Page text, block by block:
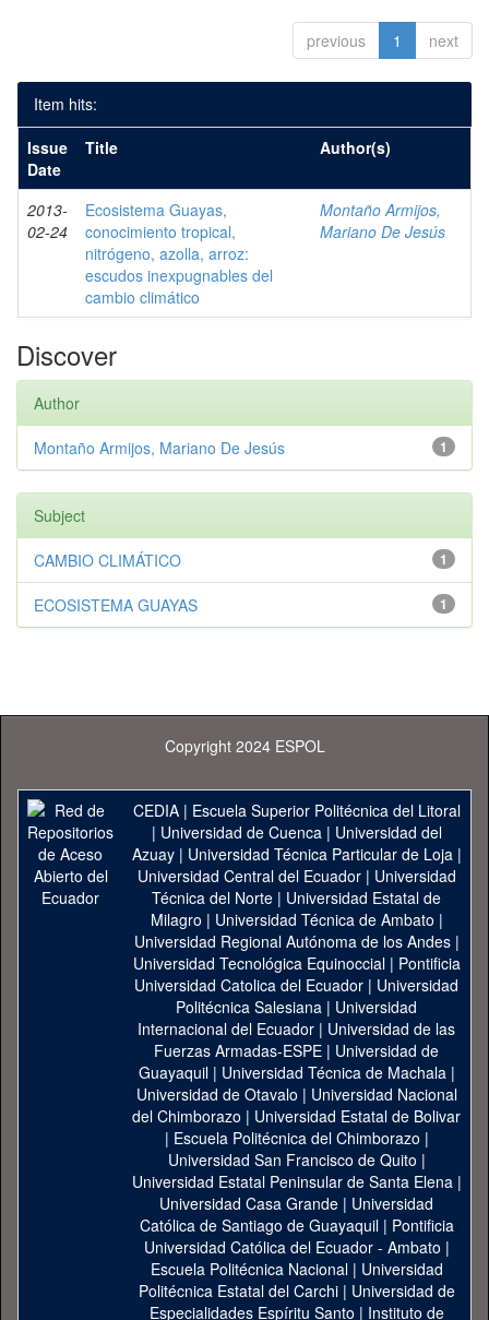
previous 1 next
Item hits:
Issue
Date
Title Author(s)
2013-
02-24
Ecosistema Guayas,
conocimiento tropical,
nitrógeno, azolla, arroz:
escudos inexpugnables del
cambio climático
Montaño Armijos,
Mariano De Jesús
Discover
Author
1
Montaño Armijos, Mariano De Jesús
Subject
1
CAMBIO CLIMÁTICO
1
ECOSISTEMA GUAYAS
Copyright 2024 ESPOL
CEDIA| Escuela Superior Politécnica del Litoral
| Universidad de Cuenca| Universidad del
Azuay| Universidad Técnica Particular de Loja|
Universidad Central del Ecuador| Universidad
Técnica del Norte | Universidad Estatal de
Milagro | Universidad Técnica de Ambato |
Universidad Regional Autónoma de los Andes|
Universidad Tecnológica Equinoccial| Pontificia
Universidad Catolica del Ecuador | Universidad
Politécnica Salesiana | Universidad
Internacional del Ecuador | Universidad de las
Fuerzas Armadas-ESPE | Universidad de
Guayaquil| Universidad Técnica de Machala|
Universidad de Otavalo | Universidad Nacional
del Chimborazo | Universidad Estatal de Bolivar
| Escuela Politécnica del Chimborazo |
Universidad San Francisco de Quito |
Universidad Estatal Peninsular de Santa Elena|
Universidad Casa Grande | Universidad
Católica de Santiago de Guayaquil| Pontificia
Universidad Católica del Ecuador - Ambato |
Escuela Politécnica Nacional| Universidad
Politécnica Estatal del Carchi| Universidad de
Especialidades Espíritu Santo | Instituto de